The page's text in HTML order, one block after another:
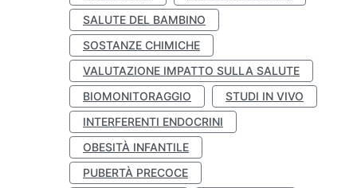
SALUTE DEL BAMBINO
SOSTANZE CHIMICHE
VALUTAZIONE IMPATTO SULLA SALUTE
BIOMONITORAGGIO
STUDI IN VIVO
INTERFERENTI ENDOCRINI
OBESITÀ INFANTILE
PUBERTÀ PRECOCE